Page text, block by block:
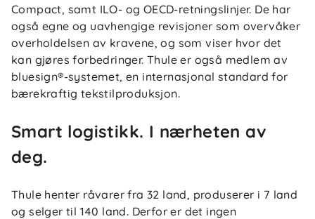
Compact, samt ILO- og OECD-retningslinjer. De har
også egne og uavhengige revisjoner som overvåker
overholdelsen av kravene, og som viser hvor det
kan gjøres forbedringer. Thule er også medlem av
bluesign®-systemet, en internasjonal standard for
bærekraftig tekstilproduksjon.
Smart logistikk. I nærheten av
deg.
Thule henter råvarer fra 32 land, produserer i 7 land
og selger til 140 land. Derfor er det ingen